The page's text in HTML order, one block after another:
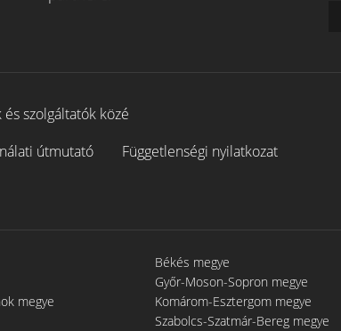
szolgáltatók közé
útmutató
Függetlenségi nyilatkozat
Békés megye
Győr-Moson-Sopron megye
megye Komárom-Esztergom megye
Szabolcs-Szatmár-Bereg megye